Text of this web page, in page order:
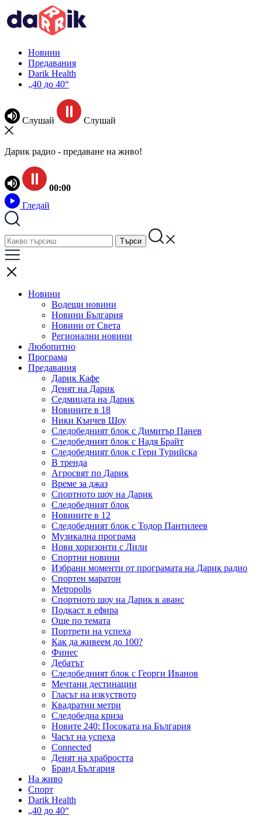
Новини
Предавания
Darik Health
„40 до 40“
Слушай Слушай
Дарик радио - предаване на живо!
00:00
Гледай
Новини
Водещи новини
Новини България
Новини от Света
Регионални новини
Любопитно
Програма
Предавания
Дарик Кафе
Денят на Дарик
Седмицата на Дарик
Новините в 18
Ники Кънчев Шоу
Следобедният блок с Димитър Панев
Следобедният блок с Надя Брайт
Следобедният блок с Гери Турийска
В тренда
Агросвят по Дарик
Време за джаз
Спортното шоу на Дарик
Следобедният блок
Новините в 12
Следобедният блок с Тодор Пантилеев
Музикална програма
Нови хоризонти с Лили
Спортни новини
Избрани моменти от програмата на Дарик радио
Спортен маратон
Metropolis
Спортното шоу на Дарик в аванс
Подкаст в ефира
Още по темата
Портрети на успеха
Как да живеем до 100?
Финес
Дебатът
Следобедният блок с Георги Иванов
Мечтани дестинации
Гласът на изкуството
Квадратни метри
Следобедна криза
Новите 240: Посоката на България
Часът на успеха
Connected
Денят на храбростта
Бранд България
На живо
Спорт
Darik Health
„40 до 40“